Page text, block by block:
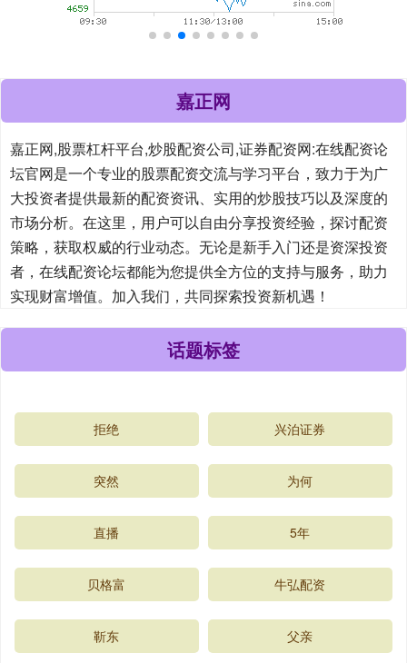
嘉正网
嘉正网,股票杠杆平台,炒股配资公司,证券配资网:在线配资论
坛官网是一个专业的股票配资交流与学习平台，致力于为广
大投资者提供最新的配资资讯、实用的炒股技巧以及深度的
市场分析。在这里，用户可以自由分享投资经验，探讨配资
策略，获取权威的行业动态。无论是新手入门还是资深投资
者，在线配资论坛都能为您提供全方位的支持与服务，助力
实现财富增值。加入我们，共同探索投资新机遇！
话题标签
拒绝 兴泊证券
突然 为何
直播 5年
贝格富 牛弘配资
靳东 父亲